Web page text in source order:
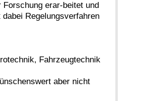
erar-beitet und
Regelungsverfahren
Fahrzeugtechnik
aber nicht